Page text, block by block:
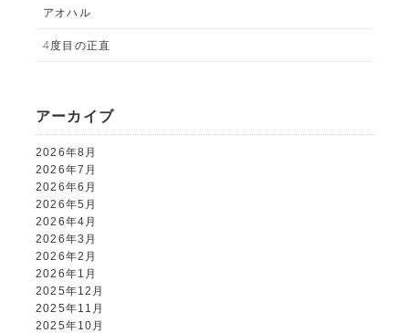
アオハル
4度目の正直
アーカイブ
2026年8月
2026年7月
2026年6月
2026年5月
2026年4月
2026年3月
2026年2月
2026年1月
2025年12月
2025年11月
2025年10月